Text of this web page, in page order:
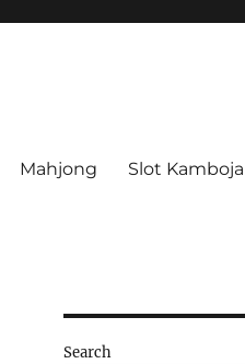
Mahjong Slot Kamboja
Search